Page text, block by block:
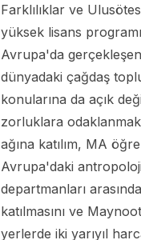
Farklılıklar ve
yüksek lisans
Avrupa'da
dünyadaki çağdaş
konularına da açık
zorluklara
ağına katılım, MA
Avrupa'daki
departmanları
katılmasını ve
yerlerde iki yarıyıl